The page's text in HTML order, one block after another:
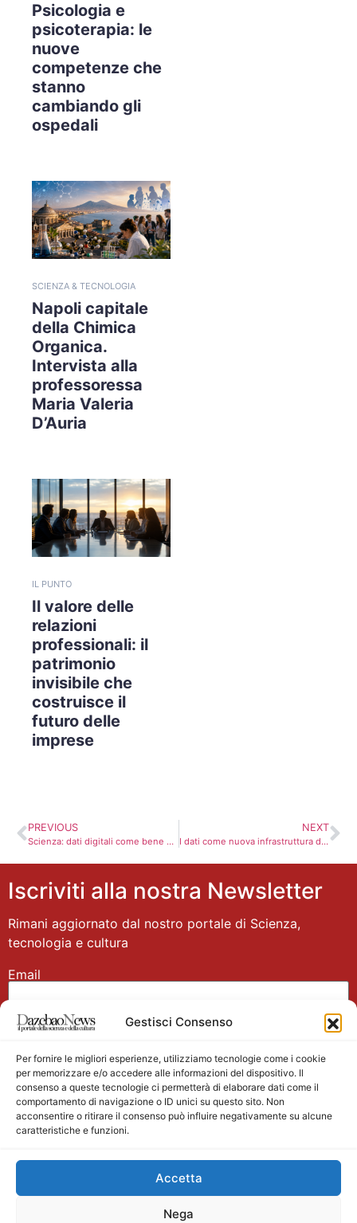
Gestisci Consenso
Per fornire le migliori esperienze, utilizziamo tecnologie come i cookie
per memorizzare e/o accedere alle informazioni del dispositivo. Il
consenso a queste tecnologie ci permetterà di elaborare dati come il
comportamento di navigazione o ID unici su questo sito. Non
acconsentire o ritirare il consenso può influire negativamente su alcune
caratteristiche e funzioni.
Accetta
Nega
Psicologia e
psicoterapia: le
nuove
competenze che
stanno
cambiando gli
ospedali
SCIENZA & TECNOLOGIA
Napoli capitale
della Chimica
Organica.
Intervista alla
professoressa
Maria Valeria
D’Auria
IL PUNTO
Il valore delle
relazioni
professionali: il
patrimonio
invisibile che
costruisce il
futuro delle
imprese
PREVIOUS
Scienza: dati digitali come bene comune con il progetto Webfare
NEXT
I dati come nuova infrastruttura del mondo
Iscriviti alla nostra Newsletter
Rimani aggiornato dal nostro portale di Scienza,
tecnologia e cultura
Email
Nome
Main partner